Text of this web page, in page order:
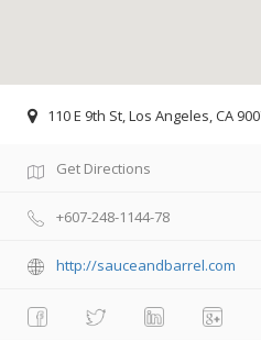
110 E 9th St, Los Angeles, CA
Get Directions
+607-248-1144-78
http://sauceandbarrel.com